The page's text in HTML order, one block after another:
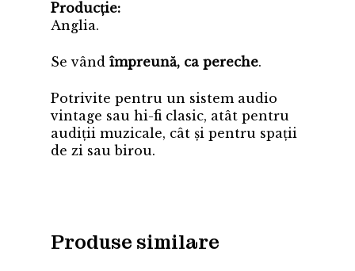
Producție:
Anglia.
Se vând împreună, ca pereche.
Potrivite pentru un sistem audio
vintage sau hi-fi clasic, atât pentru
audiții muzicale, cât și pentru spații
de zi sau birou.
Produse similare